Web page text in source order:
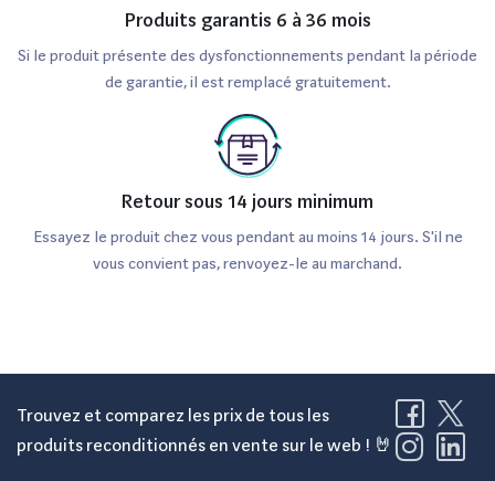
Produits garantis 6 à 36 mois
Si le produit présente des dysfonctionnements pendant la période
de garantie, il est remplacé gratuitement.
Retour sous 14 jours minimum
Essayez le produit chez vous pendant au moins 14 jours. S'il ne
vous convient pas, renvoyez-le au marchand.
Trouvez et comparez les prix de tous les
produits reconditionnés en vente sur le web ! 🤘